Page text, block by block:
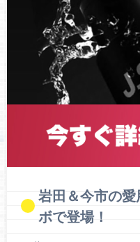
岩田＆今市の愛
ボで登場！